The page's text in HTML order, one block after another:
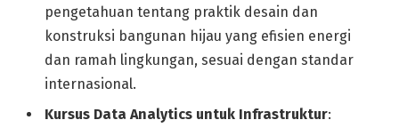
pengetahuan tentang praktik desain dan
konstruksi bangunan hijau yang efisien energi
dan ramah lingkungan, sesuai dengan standar
internasional.
Kursus Data Analytics untuk Infrastruktur: